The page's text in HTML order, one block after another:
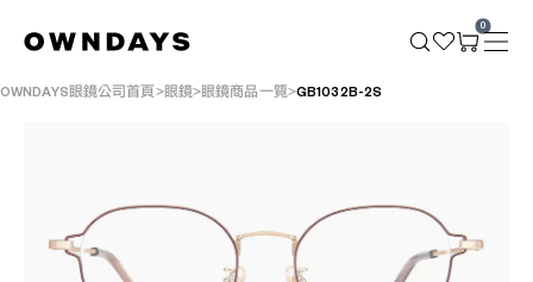
0
OWNDAYS眼鏡公司首頁 眼鏡 眼鏡商品一覽 GB1032B-2S